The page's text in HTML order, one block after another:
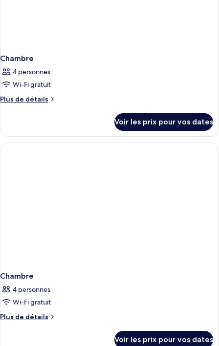
Chambre
4 personnes
Wi-Fi gratuit
Plus de détails
Plus
le
type
de
Voir les prix pour vos dates
Chambre
4 personnes
Wi-Fi gratuit
Plus de détails
Plus
Voir les prix pour vos dates